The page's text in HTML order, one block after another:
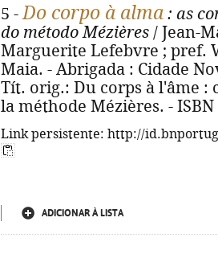
5 -Do corpo à alma : as
do método Mézières / Jean-
Marguerite Lefebvre ; pref.
Maia. - Abrigada : Cidade
Tít. orig.: Du corps à l'âme :
la méthode Mézières. - ISBN
Link persistente: http://
ADICIONAR À LISTA